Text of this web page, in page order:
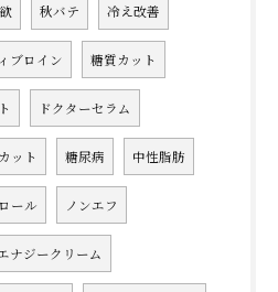
秋バテ 冷え改善
ブロイン 糖質カット
ドクターセラム
ット 糖尿病 中性脂肪
ール ノンエフ
ナジークリーム